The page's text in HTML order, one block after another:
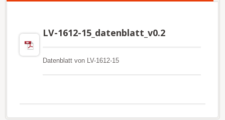
LV-1612-15_datenblatt_v0.2
Datenblatt von LV-1612-15